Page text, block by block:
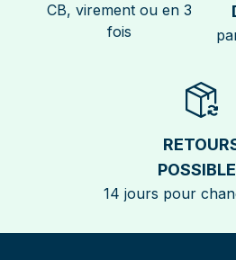
CB, virement ou en 3
fois
14 jours pour